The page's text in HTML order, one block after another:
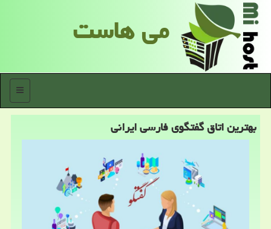
می هاست
منو
بهترین اتاق گفتگوی فارسی ایرانی